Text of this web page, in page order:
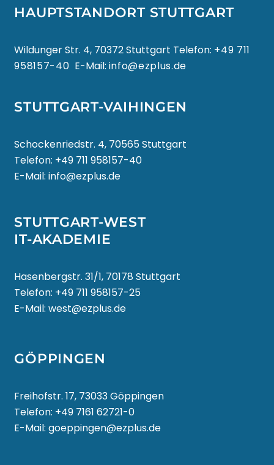
ÍSLENSKA
IGBO
GAEILGE
ITALIANO
BASA JAWA
ҚАЗАҚ ТІЛІ
ភាសាខ្មែរ
КЫРГЫЗЧА
HAUPTSTANDORT STUTTGART
Wildunger Str. 4, 70372 Stuttgart Telefon: +49 711
958157-40 E-Mail: info@ezplus.de
STUTTGART-VAIHINGEN
Schockenriedstr. 4, 70565 Stuttgart
Telefon: +49 711 958157-40
E-Mail:info@ezplus.de
STUTTGART-WEST
IT-AKADEMIE
Hasenbergstr. 31/1, 70178 Stuttgart
Telefon: +49 711 958157-25
E-Mail:west@ezplus.de
GÖPPINGEN
Freihofstr. 17, 73033 Göppingen
Telefon: +49 7161 62721-0
E-Mail:goeppingen@ezplus.de